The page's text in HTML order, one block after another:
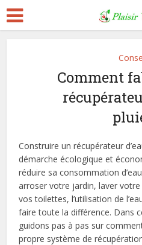
Comment
Construire un récupérateur
démarche écologique et
réduire sa consommation
arroser votre jardin, laver
vos toilettes, l’utilisation de
faire toute la différence. Dans
guidons pas à pas sur
propre système de